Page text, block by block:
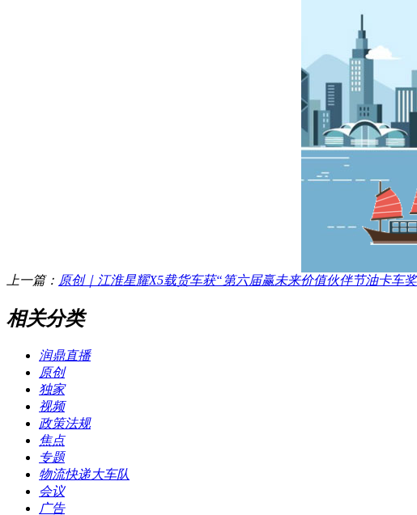
上一篇： 原创｜江淮星耀X5载货车获“第六届赢未来价值伙伴节油卡车
相关分类
润鼎直播
原创
独家
视频
政策法规
焦点
专题
物流快递大车队
会议
广告